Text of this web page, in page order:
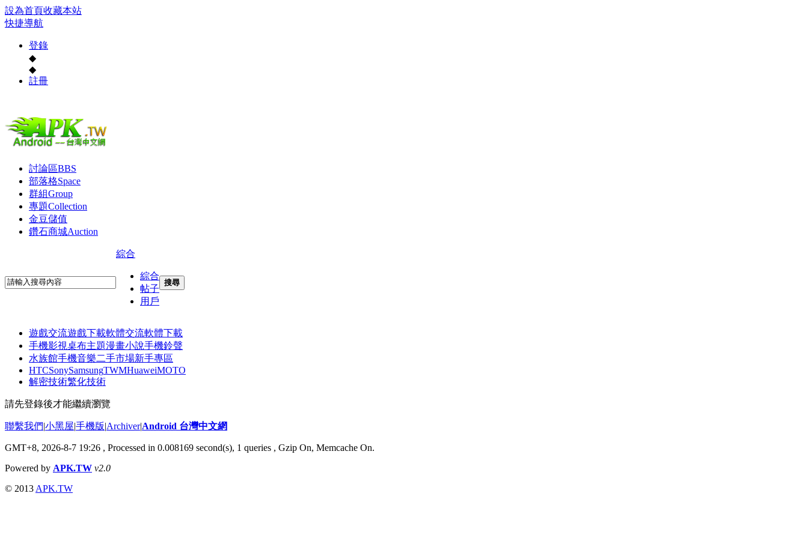
設為首頁收藏本站
快捷導航
登錄
◆
◆
註冊
討論區BBS
部落格Space
群組Group
專題Collection
金豆儲值
鑽石商城Auction
綜合
綜合
帖子
用戶
搜尋
遊戲交流遊戲下載軟體交流軟體下載
手機影視桌布主題漫畫小說手機鈴聲
水族館手機音樂二手市場新手專區
HTCSonySamsungTWMHuaweiMOTO
解密技術繁化技術
請先登錄後才能繼續瀏覽
聯繫我們|小黑屋|手機版|Archiver|Android 台灣中文網
GMT+8, 2026-8-7 19:26 , Processed in 0.008169 second(s), 1 queries , Gzip On, Memcache On.
Powered by APK.TW v2.0
© 2013 APK.TW